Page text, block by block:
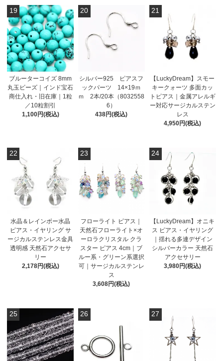
19
ブルーターコイズ 8mm
丸玉ビーズ｜インド宝石
商仕入れ・旧在庫｜1粒
／10粒割引
1,100円(税込)
20
シルバー925 ピアスフ
ックパーツ 14×19ｍ
ｍ 2本/20本（8032558
6）
438円(税込)
21
【LuckyDream】スモー
キークォーツ 多面カッ
トピアス｜金属アレルギ
ー対応サージカルステン
レス
4,950円(税込)
22
水晶＆レインボー水晶
ピアス・イヤリング サ
ージカルステンレス金具
透明感 天然石アクセサ
リー
2,178円(税込)
23
フローライト ピアス｜
天然石フローライト×オ
ーロラクリスタル クラ
スター ピアス 4cm｜ブ
ルー系・グリーン系選択
可｜サージカルステンレ
ス
3,608円(税込)
24
【LuckyDream】オニキ
ス ピアス・イヤリング
｜揺れる多連デザイン
シルバーカラー 天然石
アクセサリー
3,980円(税込)
25 26 27